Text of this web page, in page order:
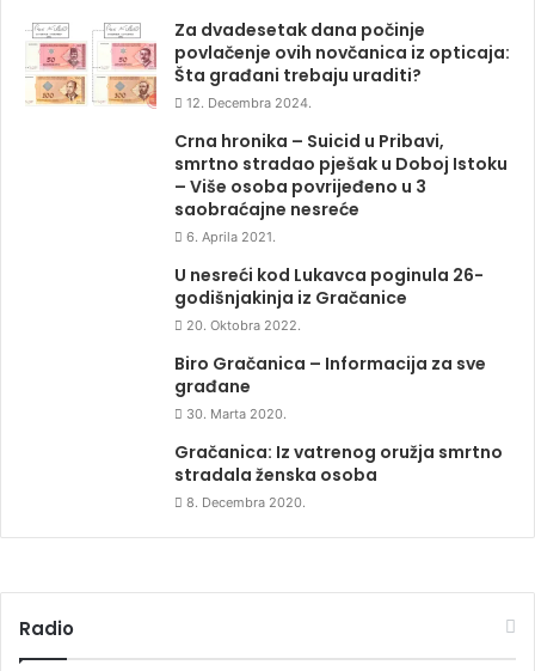
Za dvadesetak dana počinje
povlačenje ovih novčanica iz opticaja:
Šta građani trebaju uraditi?
12. Decembra 2024.
Crna hronika – Suicid u Pribavi,
smrtno stradao pješak u Doboj Istoku
– Više osoba povrijeđeno u 3
saobraćajne nesreće
6. Aprila 2021.
U nesreći kod Lukavca poginula 26-
godišnjakinja iz Gračanice
20. Oktobra 2022.
Biro Gračanica – Informacija za sve
građane
30. Marta 2020.
Gračanica: Iz vatrenog oružja smrtno
stradala ženska osoba
8. Decembra 2020.
Radio